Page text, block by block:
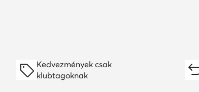
Kedvezmények csak
klubtagoknak